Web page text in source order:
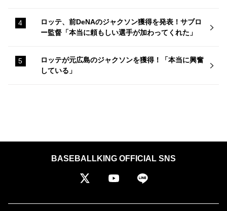
ロッテ、前DeNAのジャクソン獲得を発表！サブロ
ー監督「本当に頼もしい選手が加わってくれた」
ロッテが元広島のジャクソンを獲得！「本当に興奮
している」
BASEBALLKING OFFICIAL SNS